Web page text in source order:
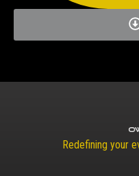
Redefining your